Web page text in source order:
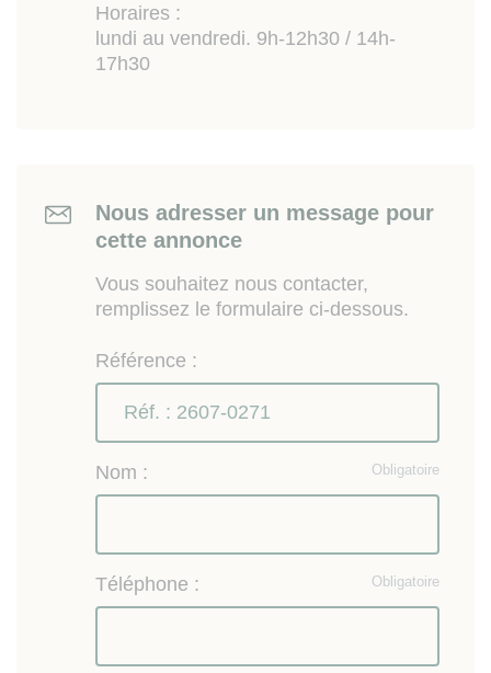
Horaires :
lundi au vendredi. 9h-12h30 / 14h-
17h30
Nous adresser un message pour
cette annonce
Vous souhaitez nous contacter,
remplissez le formulaire ci-dessous.
Référence :
Obligatoire
Nom :
Obligatoire
Téléphone :